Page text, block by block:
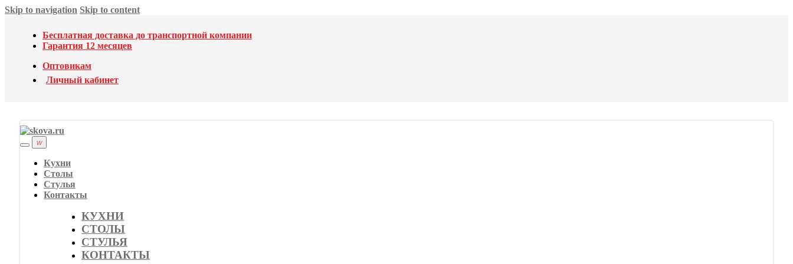
Skip to navigation Skip to content
Бесплатная доставка до транспортной компании
Гарантия 12 месяцев
Оптовикам
Личный кабинет
Кухни
Столы
Стулья
Контакты
КУХНИ
СТОЛЫ
СТУЛЬЯ
КОНТАКТЫ